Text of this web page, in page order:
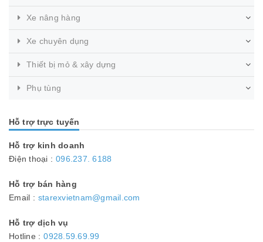
Xe nâng hàng
Xe chuyên dụng
Thiết bị mỏ & xây dựng
Phụ tùng
Hỗ trợ trực tuyến
Hỗ trợ kinh doanh
Điện thoại : 096.237. 6188
Hỗ trợ bán hàng
Email : starexvietnam@gmail.com
Hỗ trợ dịch vụ
Hotline : 0928.59.69.99